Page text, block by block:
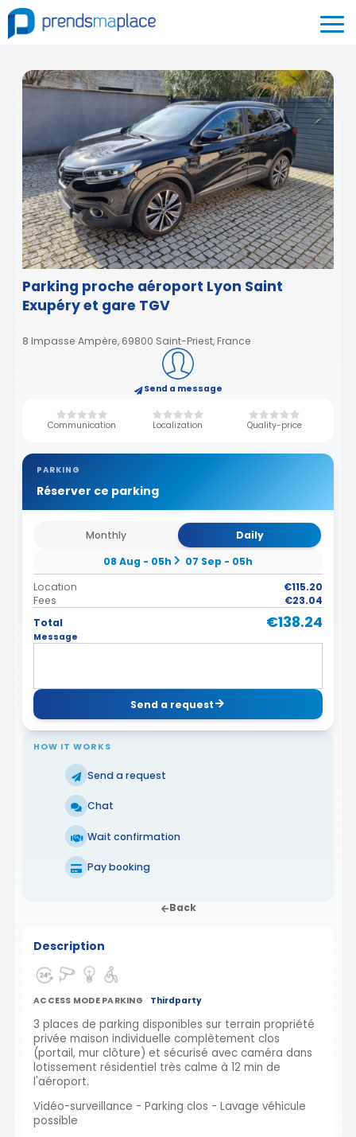
Parking proche aéroport Lyon Saint
Exupéry et gare TGV
8 Impasse Ampère, 69800 Saint-Priest, France
Send a message
Communication Localization Quality-price
PARKING
Réserver ce parking
Monthly
Daily
08 Aug - 05h
07 Sep - 05h
Location
€115.20
Fees
€23.04
Total
€138.24
Message
Send a request
HOW IT WORKS
Send a request
Chat
Wait confirmation
Pay booking
Back
Description
ACCESS MODE PARKING Thirdparty
3 places de parking disponibles sur terrain propriété
privée maison individuelle complètement clos
(portail, mur clôture) et sécurisé avec caméra dans
lotissement résidentiel très calme à 12 min de
l'aéroport.
Vidéo-surveillance - Parking clos - Lavage véhicule
possible